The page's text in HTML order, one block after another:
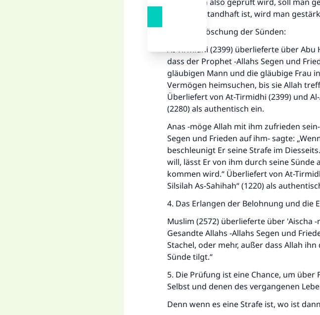
geduldig/standhaft ist, wird man
3. Die Auslöschung der Sünden:
At-Tirmidhi (2399) überlieferte über
dass der Prophet -Allahs Segen und
gläubigen Mann und die gläubige Frau
Vermögen heimsuchen, bis sie Allah
Überliefert von At-Tirmidhi (2399) und
(2280) als authentisch ein.
Anas -möge Allah mit ihm zufrieden
Segen und Frieden auf ihm- sagte:
beschleunigt Er seine Strafe im
will, lässt Er von ihm durch seine
kommen wird.“ Überliefert von At-
Silsilah As-Sahihah“ (1220) als
4. Das Erlangen der Belohnung und die
Muslim (2572) überlieferte über 'Aischa
Gesandte Allahs -Allahs Segen und
Stachel, oder mehr, außer dass Allah
Sünde tilgt.“
5. Die Prüfung ist eine Chance, um
Selbst und denen des vergangenen
Denn wenn es eine Strafe ist, wo ist